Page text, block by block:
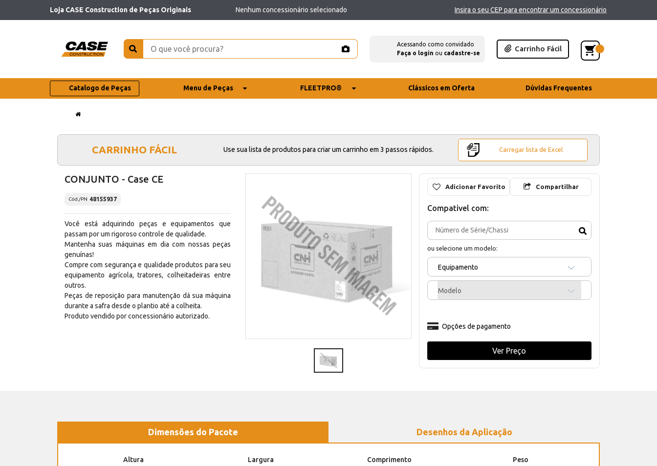
Loja CASE Construction de Peças Originais Nenhum concessionário selecionado Insira o seu CEP para encontrar um concessionário
Acessando como convidado
Faça o login ou cadastre-se
Carrinho Fácil
Catalogo de Peças Menu de Peças FLEETPRO® Clássicos em Oferta Dúvidas Frequentes
CARRINHO FÁCIL Use sua lista de produtos para criar um carrinho em 3 passos rápidos. Carregar lista de Excel
CONJUNTO - Case CE
Cód./PN 48155937
Você está adquirindo peças e equipamentos que
passam por um rigoroso controle de qualidade.
Mantenha suas máquinas em dia com nossas peças
genuínas!
Compre com segurança e qualidade produtos para seu
equipamento agrícola, tratores, colheitadeiras entre
outros.
Peças de reposição para manutenção dá sua máquina
durante a safra desde o plantio até a colheita.
Produto vendido por concessionário autorizado.
Adicionar Favorito Compartilhar
Compativel com:
ou selecione um modelo:
Equipamento
Modelo
Opções de pagamento
Ver Preço
Dimensões do Pacote Desenhos da Aplicação
Altura Largura Comprimento Peso